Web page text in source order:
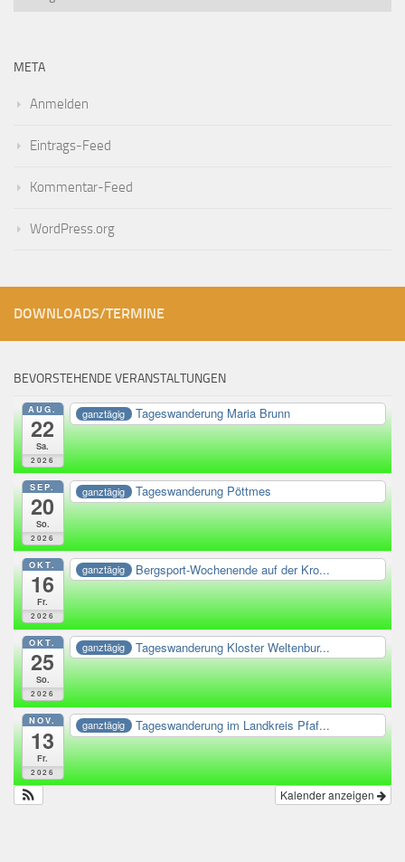
META
Anmelden
Eintrags-Feed
Kommentar-Feed
WordPress.org
DOWNLOADS/TERMINE
BEVORSTEHENDE VERANSTALTUNGEN
AUG.
22
Sa.
2026
ganztägig Tageswanderung Maria Brunn
SEP.
20
So.
2026
ganztägig Tageswanderung Pöttmes
OKT.
16
Fr.
2026
ganztägig Bergsport-Wochenende auf der Kro...
OKT.
25
So.
2026
ganztägig Tageswanderung Kloster Weltenbur...
NOV.
13
Fr.
2026
ganztägig Tageswanderung im Landkreis Pfaf...
Kalender anzeigen